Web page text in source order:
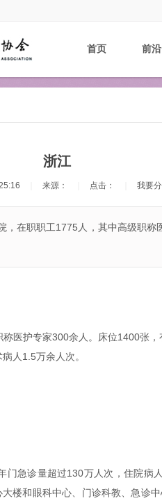
首页 前
浙江
来源： 点击： 我要
职职工1775人，其中高级职称
护专家300余人。床位1400张，
人1.5万余人次。
急诊量超过130万人次，住院病
楼和眼科中心、门诊科教、急诊